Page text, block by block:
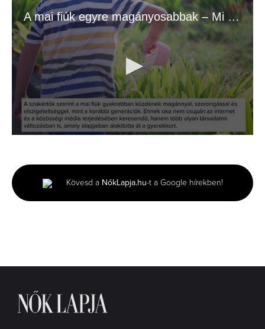
A mai fiúk egyre magányosabbak – Mi ennek az oka?
minute,
42
seconds
Kövesd a NőkLapja.hu-t a Google hírekben!